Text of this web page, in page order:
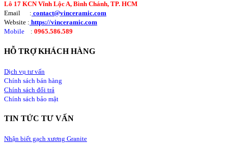
Lô 17 KCN Vĩnh Lộc A, Bình Chánh, TP. HCM
Email : contact@vinceramic.com
Website : https://vinceramic.com
Mobile : 0965.586.589
HỖ TRỢ KHÁCH HÀNG
Dịch vụ tư vấn
Chính sách bán hàng
Chính sách đổi trả
Chính sách bảo mật
TIN TỨC TƯ VẤN
Nhận biết gạch xương Granite